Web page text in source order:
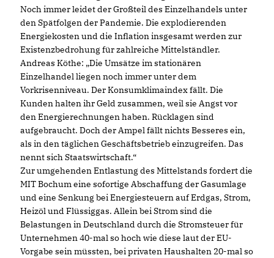
Noch immer leidet der Großteil des Einzelhandels unter
den Spätfolgen der Pandemie. Die explodierenden
Energiekosten und die Inflation insgesamt werden zur
Existenzbedrohung für zahlreiche Mittelständler.
Andreas Köthe: „Die Umsätze im stationären
Einzelhandel liegen noch immer unter dem
Vorkrisenniveau. Der Konsumklimaindex fällt. Die
Kunden halten ihr Geld zusammen, weil sie Angst vor
den Energierechnungen haben. Rücklagen sind
aufgebraucht. Doch der Ampel fällt nichts Besseres ein,
als in den täglichen Geschäftsbetrieb einzugreifen. Das
nennt sich Staatswirtschaft.“
Zur umgehenden Entlastung des Mittelstands fordert die
MIT Bochum eine sofortige Abschaffung der Gasumlage
und eine Senkung bei Energiesteuern auf Erdgas, Strom,
Heizöl und Flüssiggas. Allein bei Strom sind die
Belastungen in Deutschland durch die Stromsteuer für
Unternehmen 40-mal so hoch wie diese laut der EU-
Vorgabe sein müssten, bei privaten Haushalten 20-mal so